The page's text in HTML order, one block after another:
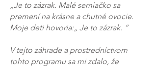
„Je to zázrak. Malé semiačko sa
premení na krásne a chutné ovocie.
Moje deti hovoria:„ Je to zázrak. “
V tejto záhrade a prostredníctvom
tohto programu sa mi zdalo, že